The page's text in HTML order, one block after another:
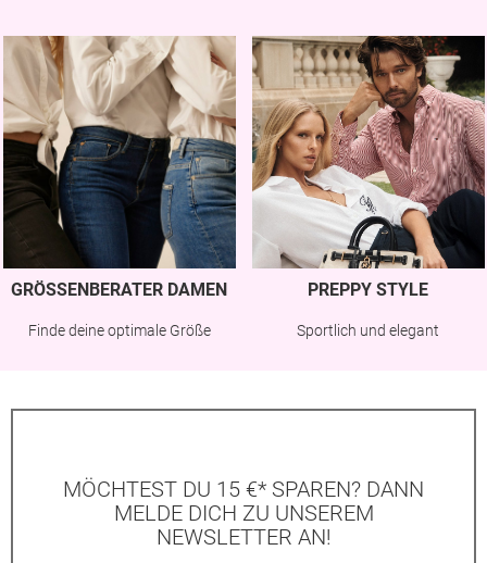
GRÖSSENBERATER DAMEN
Finde deine optimale Größe
PREPPY STYLE
Sportlich und elegant
MÖCHTEST DU 15 €* SPAREN? DANN
MELDE DICH ZU UNSEREM
NEWSLETTER AN!